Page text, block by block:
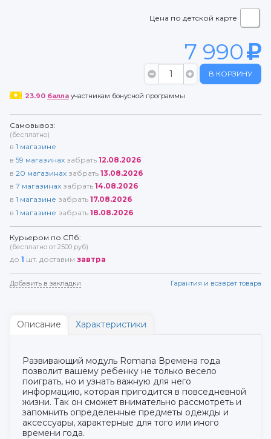
Цена по детской карте
7 990
В КОРЗИНУ
23.90 баллаучастникам бонусной программы
Самовывоз:
(бесплатно)
в 1 магазине
в 59 магазинах забрать 12.08.2026
в 20 магазинах забрать 13.08.2026
в 7 магазинах забрать 14.08.2026
в 1 магазине забрать 17.08.2026
в 1 магазине забрать 18.08.2026
Курьером по СПб:
(бесплатно от 2500 руб)
до 1 шт. доставим завтра
Добавить в закладки Гарантия и возврат товара
Описание Характеристики
Развивающий модуль Romana Времена года
позволит вашему ребенку не только весело
поиграть, но и узнать важную для него
информацию, которая пригодится в повседневной
жизни. Так он сможет внимательно рассмотреть и
запомнить определенные предметы одежды и
аксессуары, характерные для того или иного
времени года.